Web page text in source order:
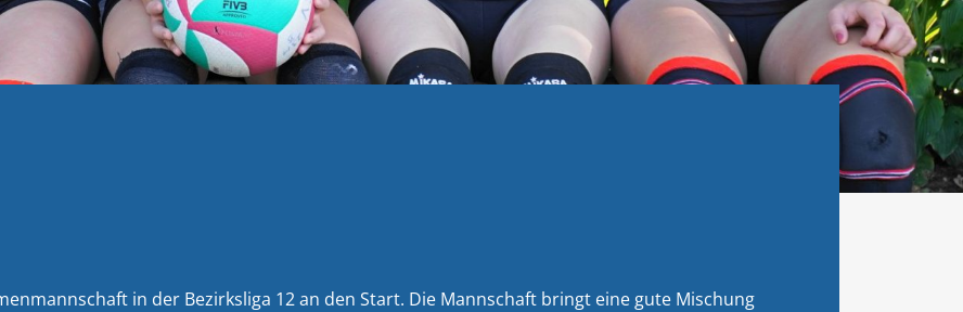
in der Bezirksliga 12 an den Start. Die Mannschaft bringt eine gute Mischung